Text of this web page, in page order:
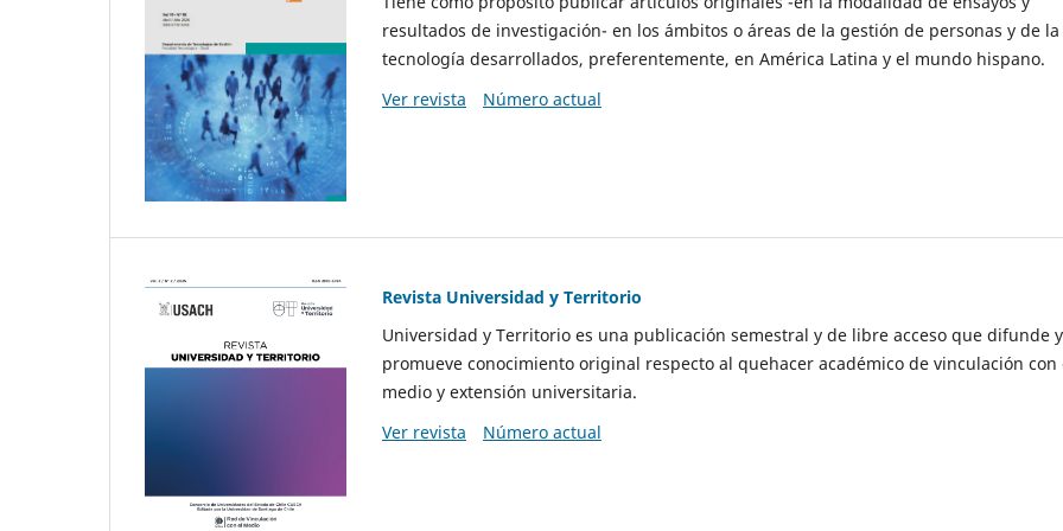
resultados de investigación- en los ámbitos o áreas de la gestión de personas y de la
tecnología desarrollados, preferentemente, en América Latina y el mundo hispano.
Ver revista
Número actual
Revista Universidad y Territorio
Universidad y Territorio es una publicación semestral y de libre acceso que difunde y
promueve conocimiento original respecto al quehacer académico de vinculación con
medio y extensión universitaria.
Ver revista
Número actual